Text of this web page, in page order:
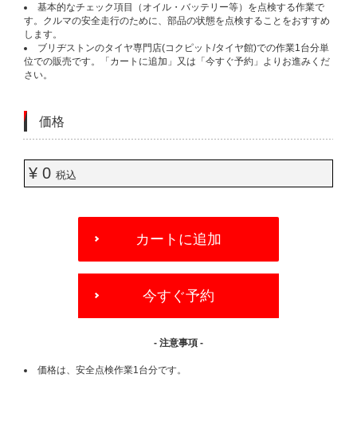
基本的なチェック項目（オイル・バッテリー等）を点検する作業で
す。クルマの安全走行のために、部品の状態を点検することをおすすめ
します。
ブリヂストンのタイヤ専門店(コクピット/タイヤ館)での作業1台分単
位での販売です。「カートに追加」又は「今すぐ予約」よりお進みくだ
さい。
価格
¥ 0 税込
OPTIONS
カートに追加
今すぐ予約
- 注意事項 -
価格は、安全点検作業1台分です。